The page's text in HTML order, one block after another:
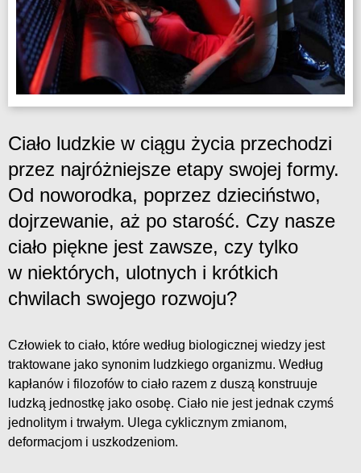
Ciało ludzkie w ciągu życia przechodzi
przez najróżniejsze etapy swojej formy.
Od noworodka, poprzez dzieciństwo,
dojrzewanie, aż po starość. Czy nasze
ciało piękne jest zawsze, czy tylko
w niektórych, ulotnych i krótkich
chwilach swojego rozwoju?
Człowiek to ciało, które według biologicznej wiedzy jest
traktowane jako synonim ludzkiego organizmu. Według
kapłanów i filozofów to ciało razem z duszą konstruuje
ludzką jednostkę jako osobę. Ciało nie jest jednak czymś
jednolitym i trwałym. Ulega cyklicznym zmianom,
deformacjom i uszkodzeniom.